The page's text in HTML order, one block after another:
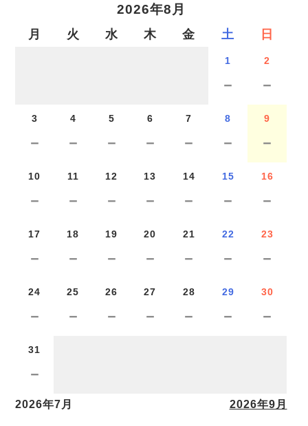
2026年8月
月 火 水 木 金 土 日
1
－
2
－
3
－
4
－
5
－
6
－
7
－
8
－
9
－
10
－
11
－
12
－
13
－
14
－
15
－
16
－
17
－
18
－
19
－
20
－
21
－
22
－
23
－
24
－
25
－
26
－
27
－
28
－
29
－
30
－
31
－
2026年7月 2026年9月